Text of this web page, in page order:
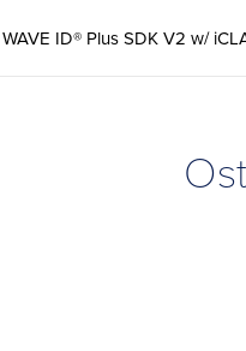
WAVE ID® Plus SDK V2 w/